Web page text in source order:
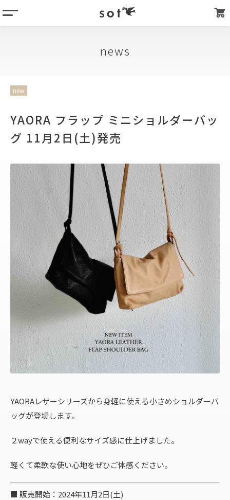
products
my page
news
new
YAORA フラップ ミニショルダーバッ
グ 11月2日(土)発売
YAORAレザーシリーズから身軽に使える小さめショルダーバ
ッグが登場します。
２wayで使える便利なサイズ感に仕上げました。
軽くて柔軟な使い心地をぜひご体感ください。
■ 販売開始：2024年11月2日(土)